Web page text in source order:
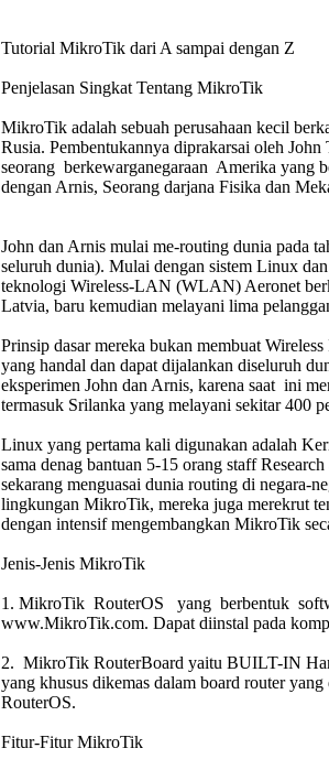
Tutorial MikroTik dari A sampai dengan Z
Penjelasan Singkat Tentang MikroTik
MikroTik adalah sebuah perusahaan kecil
Rusia. Pembentukannya diprakarsai oleh
seorang berkewarganegaraan Amerika
dengan Arnis, Seorang darjana Fisika dan
John dan Arnis mulai me-routing dunia pada
seluruh dunia). Mulai dengan sistem Linux
teknologi Wireless-LAN (WLAN) Aeronet
Latvia, baru kemudian melayani lima
Prinsip dasar mereka bukan membuat
yang handal dan dapat dijalankan diseluruh
eksperimen John dan Arnis, karena saat ini
termasuk Srilanka yang melayani sekitar 400
Linux yang pertama kali digunakan adalah
sama denag bantuan 5-15 orang staff
sekarang menguasai dunia routing di negara-
lingkungan MikroTik, mereka juga merekrut
dengan intensif mengembangkan MikroTik
Jenis-Jenis MikroTik
1. MikroTik RouterOS yang berbentuk
www.MikroTik.com. Dapat diinstal pada
2. MikroTik RouterBoard yaitu BUILT-IN
yang khusus dikemas dalam board router
RouterOS.
Fitur-Fitur MikroTik